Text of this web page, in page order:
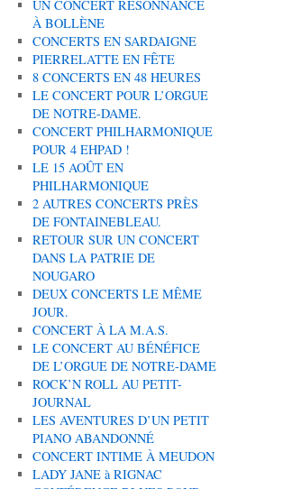
UN CONCERT RÉSONNANCE
À BOLLÈNE
CONCERTS EN SARDAIGNE
PIERRELATTE EN FÊTE
8 CONCERTS EN 48 HEURES
LE CONCERT POUR L’ORGUE
DE NOTRE-DAME.
CONCERT PHILHARMONIQUE
POUR 4 EHPAD !
LE 15 AOÛT EN
PHILHARMONIQUE
2 AUTRES CONCERTS PRÈS
DE FONTAINEBLEAU.
RETOUR SUR UN CONCERT
DANS LA PATRIE DE
NOUGARO
DEUX CONCERTS LE MÊME
JOUR.
CONCERT À LA M.A.S.
LE CONCERT AU BÉNÉFICE
DE L’ORGUE DE NOTRE-DAME
ROCK’N ROLL AU PETIT-
JOURNAL
LES AVENTURES D’UN PETIT
PIANO ABANDONNÉ
CONCERT INTIME À MEUDON
LADY JANE à RIGNAC